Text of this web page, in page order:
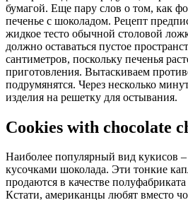
бумагой. Еще пару слов о том, как
печенье с шоколадом. Рецепт
жидкое тесто обычной столовой
должно оставаться пустое
сантиметров, поскольку печенья
приготовления. Вытаскиваем
подрумянятся. Через несколько
изделия на решетку для остывания.
Cookies with chocolate
Наиболее популярный вид кукисов –
кусочками шоколада. Эти тонкие
продаются в качестве
Кстати, американцы любят вместо